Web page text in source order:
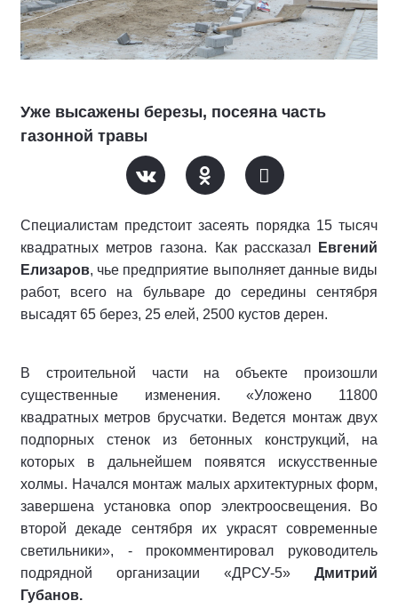
Уже высажены березы, посеяна часть
газонной травы
Специалистам предстоит засеять порядка 15 тысяч
квадратных метров газона. Как рассказал
Евгений
Елизаров, чье предприятие выполняет данные виды
работ, всего на бульваре до середины сентября
высадят 65 берез, 25 елей, 2500 кустов дерен.
В строительной части на объекте произошли
существенные изменения. «Уложено 11800
квадратных метров брусчатки. Ведется монтаж двух
подпорных стенок из бетонных конструкций, на
которых в дальнейшем появятся искусственные
холмы. Начался монтаж малых архитектурных форм,
завершена установка опор электроосвещения. Во
второй декаде сентября их украсят современные
светильники», - прокомментировал руководитель
подрядной организации «ДРСУ-5» Дмитрий
Губанов.